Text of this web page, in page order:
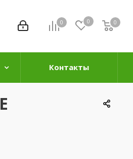
0 0 0
0
Контакты